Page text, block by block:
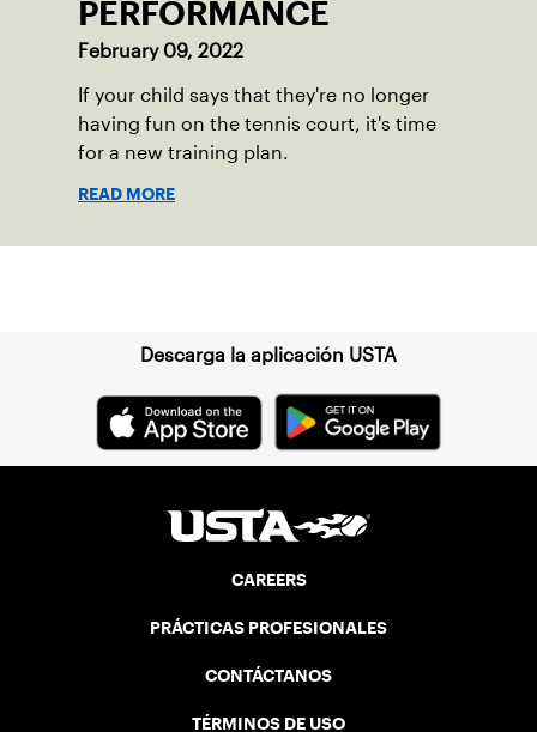
PERFORMANCE
February 09, 2022
If your child says that they're no longer
having fun on the tennis court, it's time
for a new training plan.
READ MORE
Descarga la aplicación USTA
CAREERS
PRÁCTICAS PROFESIONALES
CONTÁCTANOS
TÉRMINOS DE USO